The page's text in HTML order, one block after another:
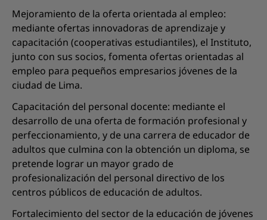
Mejoramiento de la oferta orientada al empleo:
mediante ofertas innovadoras de aprendizaje y
capacitación (cooperativas estudiantiles), el Instituto,
junto con sus socios, fomenta ofertas orientadas al
empleo para pequeños empresarios jóvenes de la
ciudad de Lima.
Capacitación del personal docente: mediante el
desarrollo de una oferta de formación profesional y
perfeccionamiento, y de una carrera de educador de
adultos que culmina con la obtención un diploma, se
pretende lograr un mayor grado de
profesionalización del personal directivo de los
centros públicos de educación de adultos.
Fortalecimiento del sector de la educación de jóvenes